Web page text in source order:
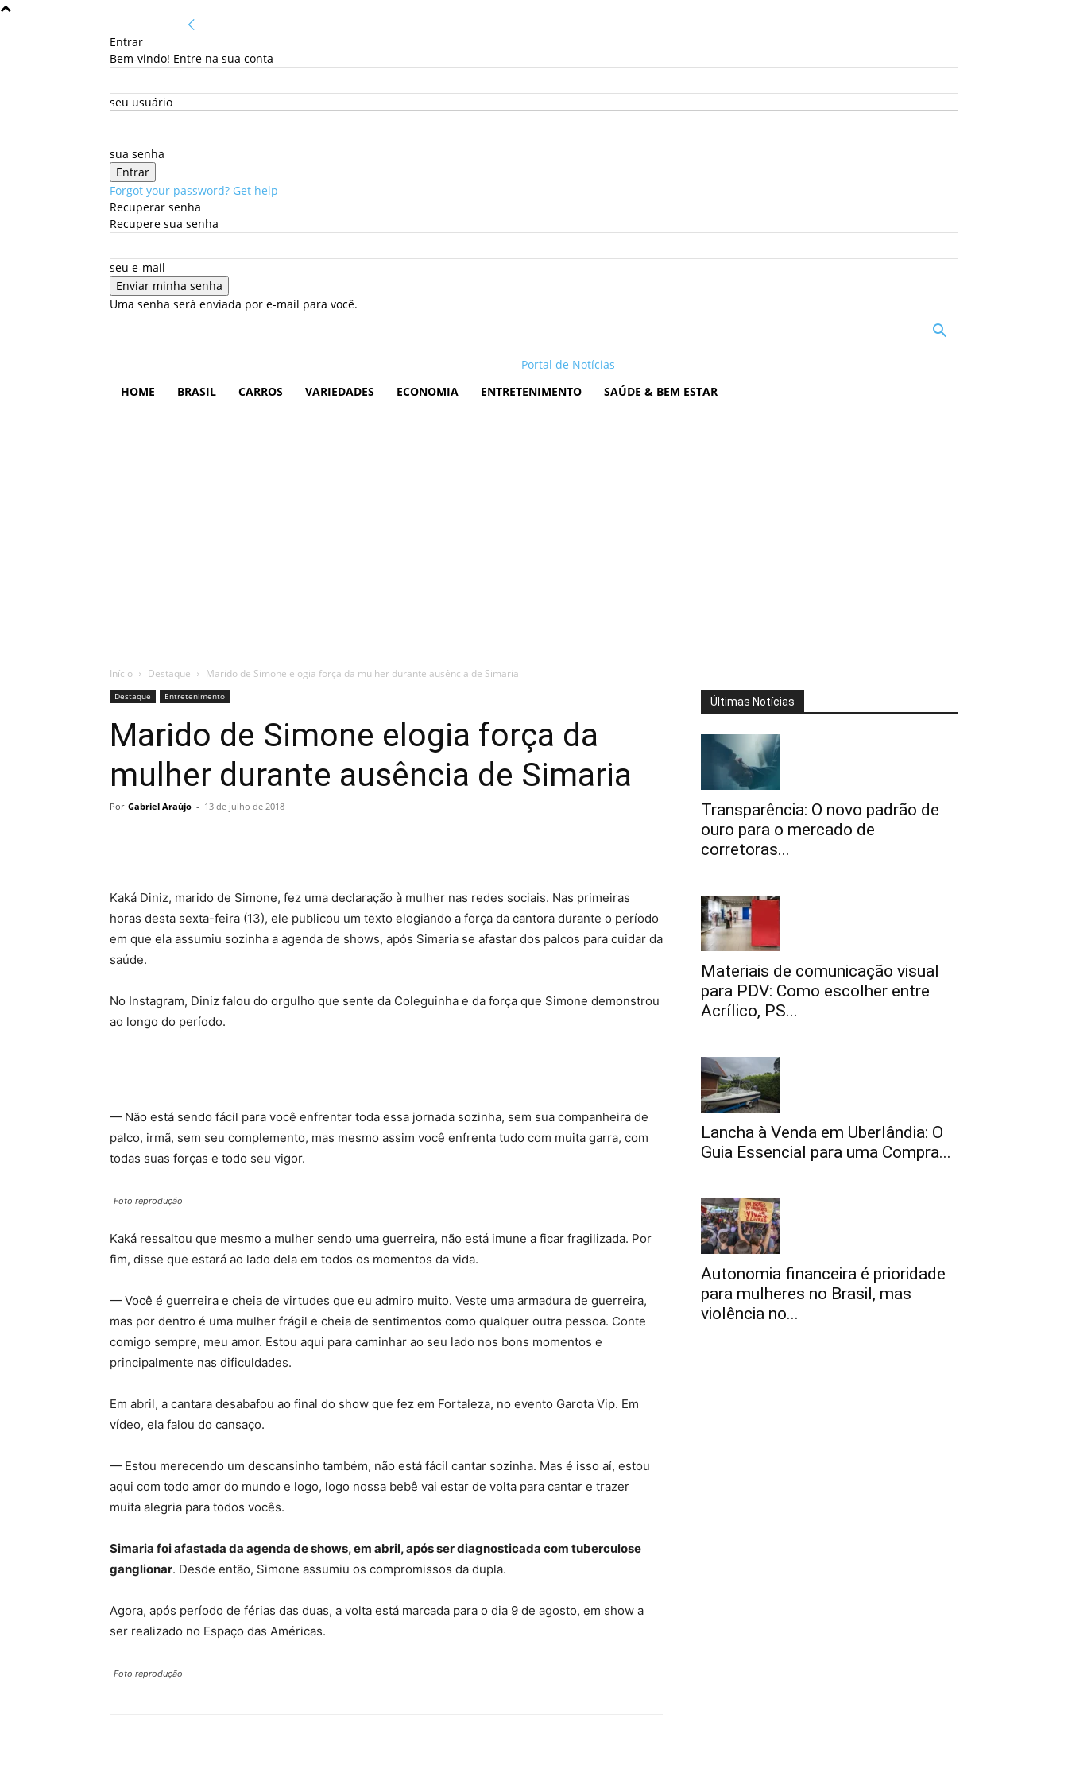
Entrar
Bem-vindo! Entre na sua conta
seu usuário
sua senha
Forgot your password? Get help
Recuperar senha
Recupere sua senha
seu e-mail
Uma senha será enviada por e-mail para você.
Portal de Notícias
HOME
BRASIL CARROS VARIEDADES ECONOMIA ENTRETENIMENTO SAÚDE & BEM ESTAR
Início Destaque Marido de Simone elogia força da mulher durante ausência de Simaria
Destaque Entretenimento
Marido de Simone elogia força da
mulher durante ausência de Simaria
Por Gabriel Araújo - 13 de julho de 2018
Kaká Diniz, marido de Simone, fez uma declaração à mulher nas redes sociais. Nas primeiras
horas desta sexta-feira (13), ele publicou um texto elogiando a força da cantora durante o período
em que ela assumiu sozinha a agenda de shows, após Simaria se afastar dos palcos para cuidar da
saúde.
No Instagram, Diniz falou do orgulho que sente da Coleguinha e da força que Simone demonstrou
ao longo do período.
— Não está sendo fácil para você enfrentar toda essa jornada sozinha, sem sua companheira de
palco, irmã, sem seu complemento, mas mesmo assim você enfrenta tudo com muita garra, com
todas suas forças e todo seu vigor.
Foto reprodução
Kaká ressaltou que mesmo a mulher sendo uma guerreira, não está imune a ficar fragilizada. Por
fim, disse que estará ao lado dela em todos os momentos da vida.
— Você é guerreira e cheia de virtudes que eu admiro muito. Veste uma armadura de guerreira,
mas por dentro é uma mulher frágil e cheia de sentimentos como qualquer outra pessoa. Conte
comigo sempre, meu amor. Estou aqui para caminhar ao seu lado nos bons momentos e
principalmente nas dificuldades.
Em abril, a cantara desabafou ao final do show que fez em Fortaleza, no evento Garota Vip. Em
vídeo, ela falou do cansaço.
— Estou merecendo um descansinho também, não está fácil cantar sozinha. Mas é isso aí, estou
aqui com todo amor do mundo e logo, logo nossa bebê vai estar de volta para cantar e trazer
muita alegria para todos vocês.
Simaria foi afastada da agenda de shows, em abril, após ser diagnosticada com tuberculose
ganglionar. Desde então, Simone assumiu os compromissos da dupla.
Agora, após período de férias das duas, a volta está marcada para o dia 9 de agosto, em show a
ser realizado no Espaço das Américas.
Foto reprodução
Últimas Notícias
Transparência: O novo padrão de
ouro para o mercado de
corretoras...
Materiais de comunicação visual
para PDV: Como escolher entre
Acrílico, PS...
Lancha à Venda em Uberlândia: O
Guia Essencial para uma Compra...
Autonomia financeira é prioridade
para mulheres no Brasil, mas
violência no...